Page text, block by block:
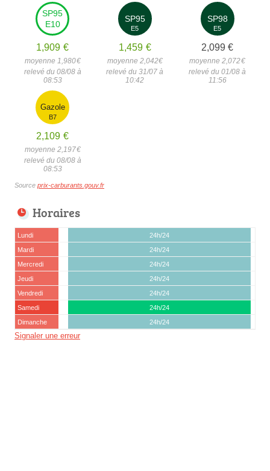
SP95
E10
1,909 €
moyenne 1,980€
relevé du 08/08 à
08:53
SP95
E5
1,459 €
moyenne 2,042€
relevé du 31/07 à
10:42
SP98
E5
2,099 €
moyenne 2,072€
relevé du 01/08 à
11:56
Gazole
B7
2,109 €
moyenne 2,197€
relevé du 08/08 à
08:53
Source prix-carburants.gouv.fr
Horaires
Lundi
24h/24
Mardi
24h/24
Mercredi
24h/24
Jeudi
24h/24
Vendredi
24h/24
Samedi
24h/24
Dimanche
24h/24
Signaler une erreur